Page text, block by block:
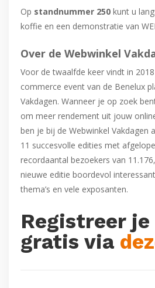
Op standnummer 250 kunt u
koffie en een demonstratie van
Over de Webwinkel
Voor de twaalfde keer vindt in
commerce event van de Benelux
Vakdagen. Wanneer je op zoek
om meer rendement uit jouw
ben je bij de Webwinkel Vakdagen
11 succesvolle edities met
recordaantal bezoekers van
nieuwe editie boordevol
thema’s en vele exposanten.
Registreer je
gratis via